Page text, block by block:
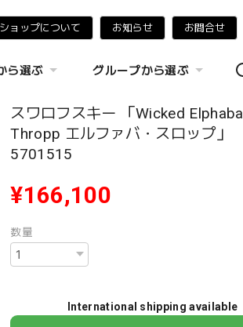
ョップについて お知らせ お問合せ
ら選ぶ グループから選ぶ
スワロフスキー 「Wicked Elphaba
Thropp エルファバ・スロップ」
5701515
¥166,100
数量
International shipping available